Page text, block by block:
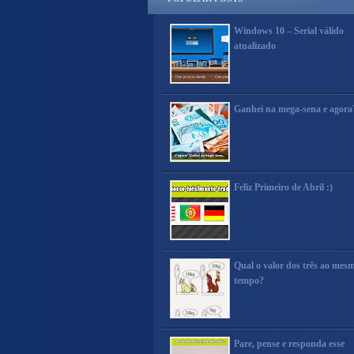
Windows 10 – Serial válido
atualizado
Ganhei na mega-sena e
Feliz Primeiro de Abril :)
Qual o valor dos três ao
tempo?
Pare, pense e responda esse